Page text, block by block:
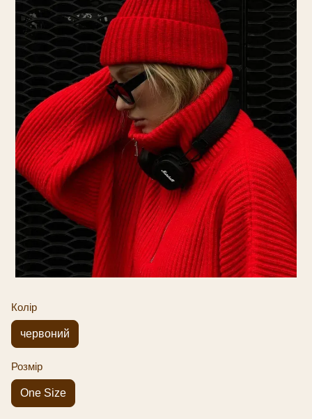
Колір
червоний
Розмір
One Size